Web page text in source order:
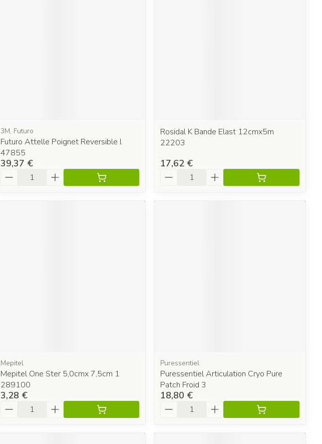
3M, Futuro
Futuro Attelle Poignet Reversible l
47855
39,37 €
Quantité
Rosidal K Bande Elast 12cmx5m
22203
17,62 €
Quantité
Mepitel
Mepitel One Ster 5,0cmx 7,5cm 1
289100
3,28 €
Quantité
Puressentiel
Puressentiel Articulation Cryo Pure
Patch Froid 3
18,80 €
Quantité